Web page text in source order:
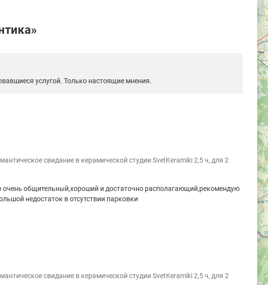
услугой. Только настоящие мнения.
свидание в керамической студии SvetKeramiki 2,5 ч, для 2
общительный,хороший и достаточно располагающий,рекомендую
недостаток в отсутствии парковки
свидание в керамической студии SvetKeramiki 2,5 ч, для 2